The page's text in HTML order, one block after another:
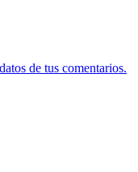
de tus comentarios.